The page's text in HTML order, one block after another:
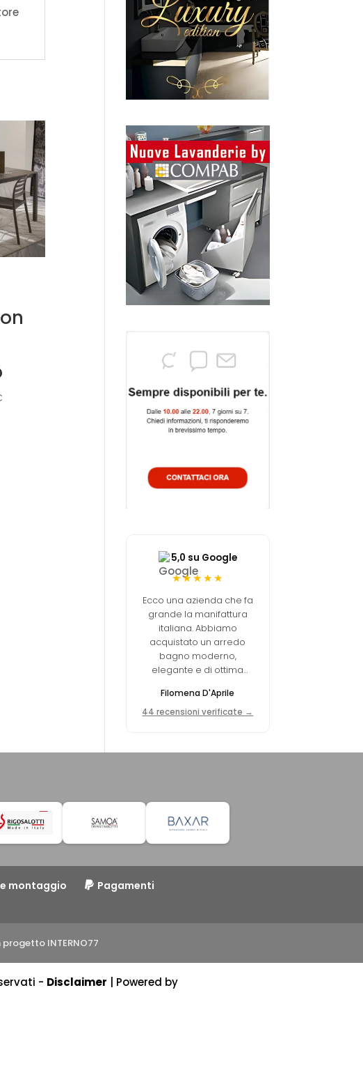
5,0 su Google
★★★★★
Ecco una azienda che fa
grande la manifattura
italiana. Abbiamo
acquistato un arredo
bagno moderno,
elegante e di ottima
abbiamo avuto nessun
tipo di problema!
Filomena D'Aprile
44 recensioni verificate →
montaggio
Pagamenti
INTERNO77
- Disclaimer | Powered by